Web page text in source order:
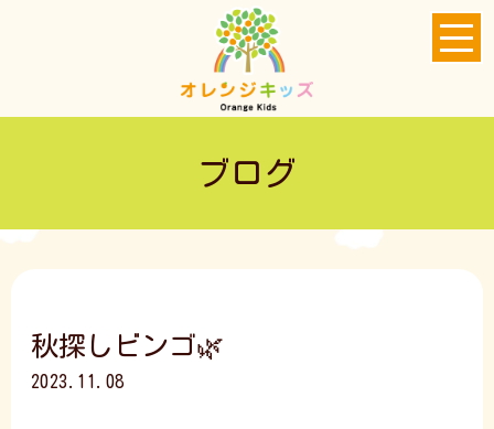
ブログ
秋探しビンゴ🌿
2023.11.08